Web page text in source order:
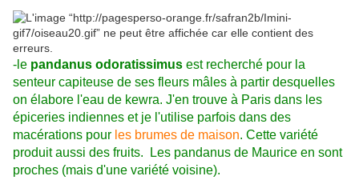
-le pandanus odoratissimus est recherché pour la
senteur capiteuse de ses fleurs mâles à partir desquelles
on élabore l'eau de kewra. J'en trouve à Paris dans les
épiceries indiennes et je l'utilise parfois dans des
macérations pour les brumes de maison. Cette variété
produit aussi des fruits. Les pandanus de Maurice en sont
proches (mais d'une variété voisine).